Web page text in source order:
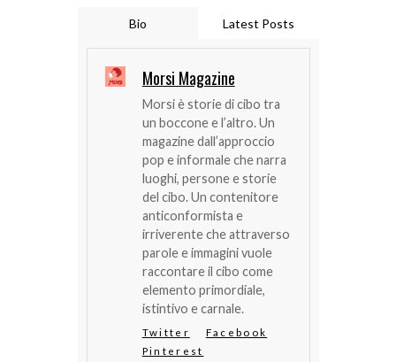
Bio Latest Posts
Morsi Magazine
Morsi è storie di cibo tra
un boccone e l’altro. Un
magazine dall’approccio
pop e informale che narra
luoghi, persone e storie
del cibo. Un contenitore
anticonformista e
irriverente che attraverso
parole e immagini vuole
raccontare il cibo come
elemento primordiale,
istintivo e carnale.
Twitter
Facebook
Pinterest